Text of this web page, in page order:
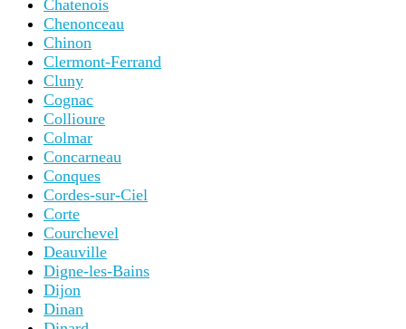
Chatenois
Chenonceau
Chinon
Clermont-Ferrand
Cluny
Cognac
Collioure
Colmar
Concarneau
Conques
Cordes-sur-Ciel
Corte
Courchevel
Deauville
Digne-les-Bains
Dijon
Dinan